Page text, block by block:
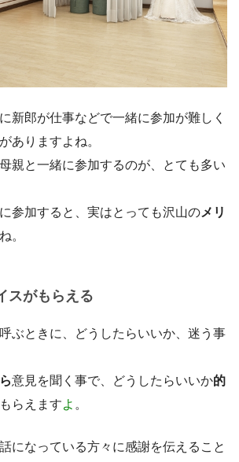
に新郎が仕事などで一緒に参加が難しく
ありますよね。
親と一緒に参加するのが、とても多い
に参加すると、実はとっても沢山のメリ
。
スがもらえる
ぶときに、どうしたらいいか、迷う事
意見を聞く事で、どうしたらいいか的
らえますよ 。
になっている方々に感謝を伝えること